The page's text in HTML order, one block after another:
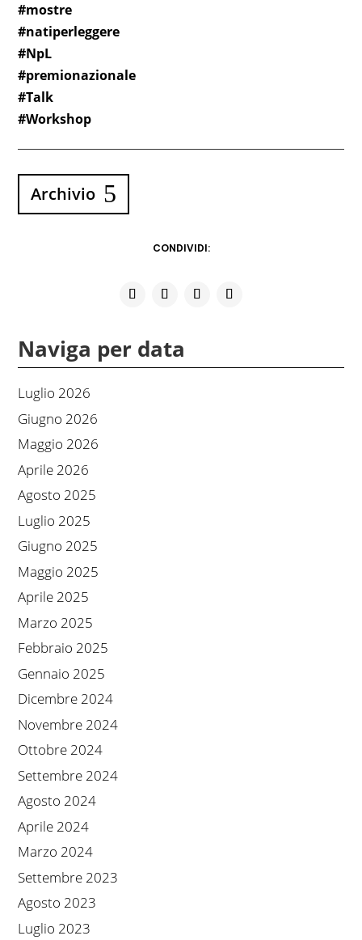
#mostre
#natiperleggere
#NpL
#premionazionale
#Talk
#Workshop
Archivio
CONDIVIDI:
Naviga per data
Luglio 2026
Giugno 2026
Maggio 2026
Aprile 2026
Agosto 2025
Luglio 2025
Giugno 2025
Maggio 2025
Aprile 2025
Marzo 2025
Febbraio 2025
Gennaio 2025
Dicembre 2024
Novembre 2024
Ottobre 2024
Settembre 2024
Agosto 2024
Aprile 2024
Marzo 2024
Settembre 2023
Agosto 2023
Luglio 2023